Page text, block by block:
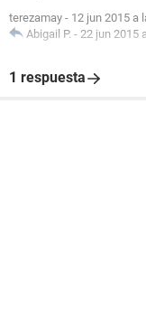
terezamay - 12 jun 2015 a
Abigail P. - 22 jun 2015
1 respuesta